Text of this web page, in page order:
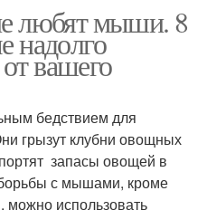
любят мыши. 8
надолго
вашего
бедствием для
грызут клубни овощных
запасы овощей в
с мышами, кроме
можно использовать